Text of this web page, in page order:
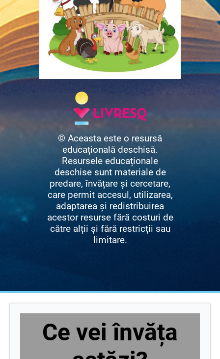
© Aceasta este o resursă
educațională deschisă.
Resursele educaționale
deschise sunt materiale de
predare, învățare și cercetare,
care permit accesul, utilizarea,
adaptarea și redistribuirea
acestor resurse fără costuri de
către alții și fără restricții sau
limitare.
Ce vei învăța